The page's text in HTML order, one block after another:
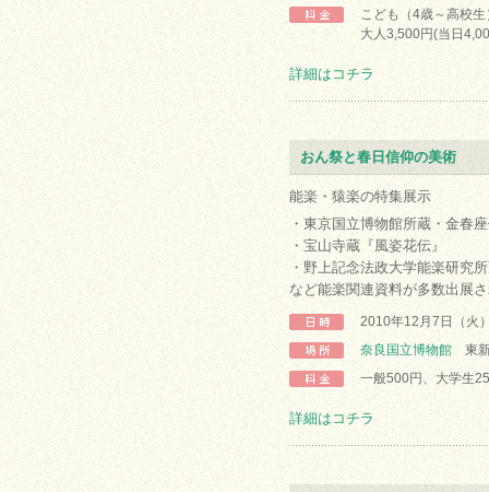
こども（4歳～高校
大人3,500円(当日
詳細はコチラ
おん祭と春日信仰の美術
能楽・猿楽の特集展示
・東京国立博物館所蔵・金春
・宝山寺蔵『風姿花伝』
・野上記念法政大学能楽研究
など能楽関連資料が多数出展
2010年12月7日（火
奈良国立博物館 東
一般500円、大学生
詳細はコチラ